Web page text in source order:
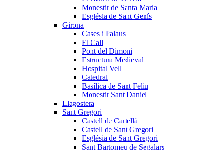
Monestir de Santa Maria
Església de Sant Genís
Girona
Cases i Palaus
El Call
Pont del Dimoni
Estructura Medieval
Hospital Vell
Catedral
Basílica de Sant Feliu
Monestir Sant Daniel
Llagostera
Sant Gregori
Castell de Cartellà
Castell de Sant Gregori
Església de Sant Gregori
Sant Bartomeu de Segalars